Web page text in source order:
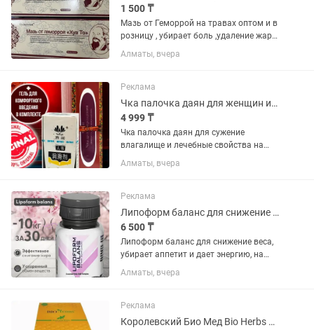
1 500 ₸
Мазь от Геморрой на травах оптом и в
розницу , убирает боль ,удаление жара
и влаги ,устранение воспаление оптом
и в розницу отправка в любой город
Алматы, вчера
Реклама
Чка палочка даян для женщин интим выручалочка
4 999 ₸
Чка палочка даян для сужение
влагалище и лечебные свойства на
основе трав. Собирает матку , убирает
запахи , сужает , эффект
остерегайтесь подделок . 23 года на
рынке . Фито...
Алматы, вчера
Реклама
Липоформ баланс для снижение веса . Оптом и в розницу . Алматы . Доставка
6 500 ₸
Липоформ баланс для снижение веса,
убирает аппетит и дает энергию, на
травах , кормящим можно . Оригинал .
Доставка . На рынке 25-лет . Фито
Яндекс Индрайвер почта
Алматы, вчера
Реклама
Королевский Био Мед Bio Herbs Royal King